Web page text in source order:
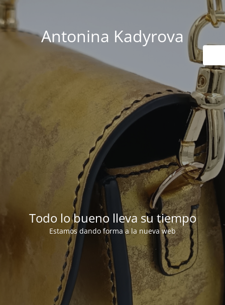
Antonina Kadyrova
Todo lo bueno lleva su tiempo
Estamos dando forma a la nueva web